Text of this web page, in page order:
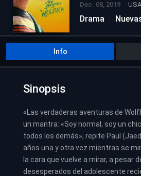
Dec. 08, 2019 USA
Drama
Info
Sinopsis
«Las verdaderas aventuras de
un mantra: «Soy normal, soy un
todos los demás», repite Paul
años una y otra vez mientras se
la cara que vuelve a mirar, a pesar
desesperados del adolescente